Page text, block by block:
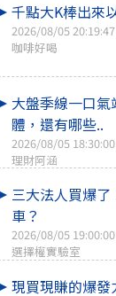
千點大K棒出來
2026/08/05 20:19:47
咖啡好喝
大盤季線一口
體，還有哪些..
2026/08/05 18:30:00
理財阿涵
三大法人買爆
車？
2026/08/05 19:00:00
選擇權實驗室
現買現賺的爆